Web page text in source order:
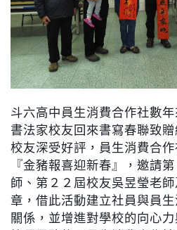
斗六高中員生消費合作社數
書法家校友回來書寫春聯致
校友深受好評，員生消費合
『金豬報喜迎新春』，邀請第
師、第２２屆校友吳昱瑩老
章，借此活動建立社員與員
關係，並增進對學校的向心